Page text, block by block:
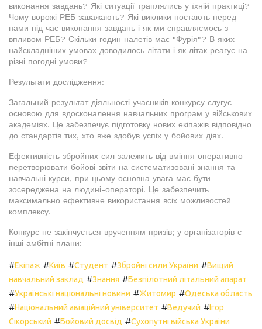
виконання завдань? Які ситуації траплялись у їхній практиці?
Чому ворожі РЕБ заважають? Які виклики постають перед
нами під час виконання завдань і як ми справляємось з
впливом РЕБ? Скільки годин налетів має "Фурія"? В яких
найскладніших умовах доводилось літати і як літак реагує на
різні погодні умови?
Результати дослідження:
Загальний результат діяльності учасників конкурсу слугує
основою для вдосконалення навчальних програм у військових
академіях. Це забезпечує підготовку нових екіпажів відповідно
до стандартів тих, хто вже здобув успіх у бойових діях.
Ефективність збройних сил залежить від вміння оперативно
перетворювати бойові звіти на систематизовані знання та
навчальні курси, при цьому основна увага має бути
зосереджена на людині-операторі. Це забезпечить
максимально ефективне використання всіх можливостей
комплексу.
Конкурс не закінчується врученням призів; у організаторів є
інші амбітні плани:
#Екіпаж #Київ #Студент #Збройні сили України #Вищий
навчальний заклад #Знання #Безпілотний літальний апарат
#Українські національні новини #Житомир #Одеська область
#Національний авіаційний університет #Ведучий #Ігор
Сікорський #Бойовий досвід #Сухопутні війська України